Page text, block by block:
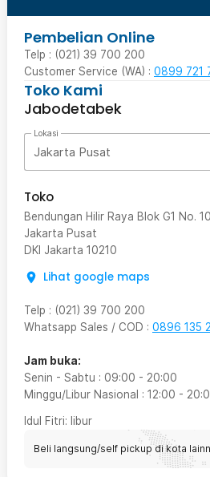
Pembelian Online
Telp : (021) 39 700 200
Customer Service (WA) : 0899 721
Toko Kami
Jabodetabek
Lokasi
Jakarta Pusat
Toko
Bendungan Hilir Raya Blok G1 No. 10
Jakarta Pusat
DKI Jakarta 10210
Lihat google maps
Telp : (021) 39 700 200
Whatsapp Sales / COD : 0896 135
Jam buka:
Senin - Sabtu : 09:00 - 20:00
Minggu/Libur Nasional : 12:00 -
Idul Fitri: libur
Beli langsung/self pickup di kota